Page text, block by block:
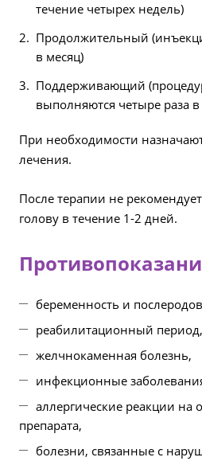
течение четырех недель)
Продолжительный
в месяц)
Поддерживающий
выполняются четыре раза в
При необходимости
лечения.
После терапии не
голову в течение 1-2 дней.
беременность и
реабилитационный период,
желчнокаменная болезнь,
инфекционные
аллергические реакции на
препарата,
болезни, связанные с